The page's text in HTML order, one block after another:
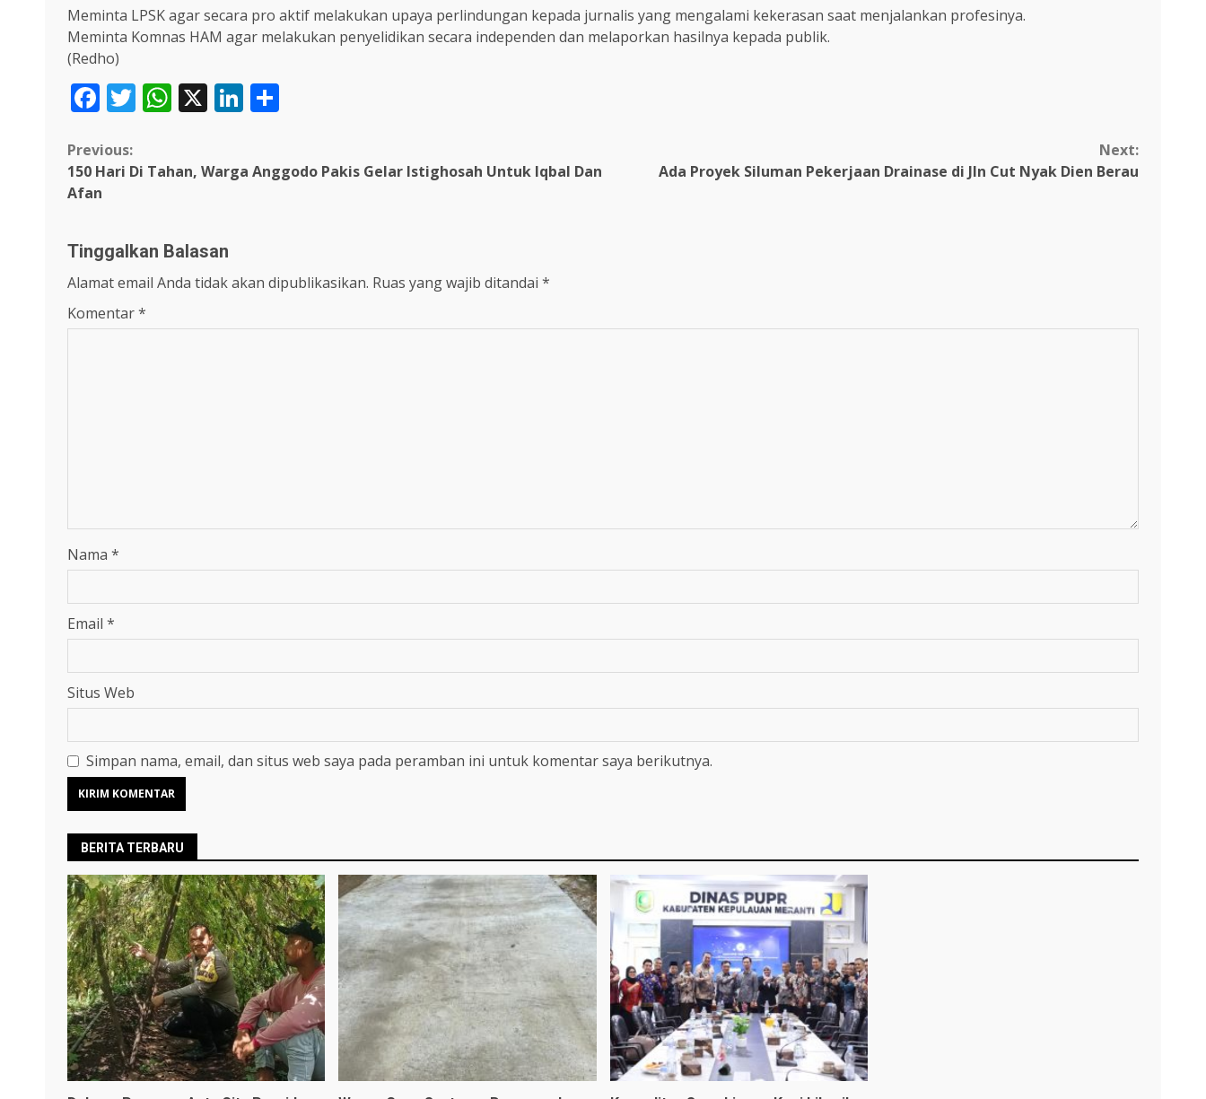
Meminta LPSK agar secara pro aktif melakukan upaya perlindungan kepada jurnalis yang mengalami kekerasan saat menjalankan profesinya.
Meminta Komnas HAM agar melakukan penyelidikan secara independen dan melaporkan hasilnya kepada publik.
(Redho)
Facebook
Twitter
WhatsApp
X LinkedIn
Continue
Reading
Previous:
150 Hari Di Tahan, Warga Anggodo Pakis Gelar Istighosah Untuk Iqbal Dan
Afan
Next:
Ada Proyek Siluman Pekerjaan Drainase di Jln Cut Nyak Dien Berau
Tinggalkan Balasan
Alamat email Anda tidak akan dipublikasikan. Ruas yang wajib ditandai *
Komentar*
Nama *
Email *
Situs Web
Simpan nama, email, dan situs web saya pada peramban ini untuk komentar saya berikutnya.
BERITA TERBARU